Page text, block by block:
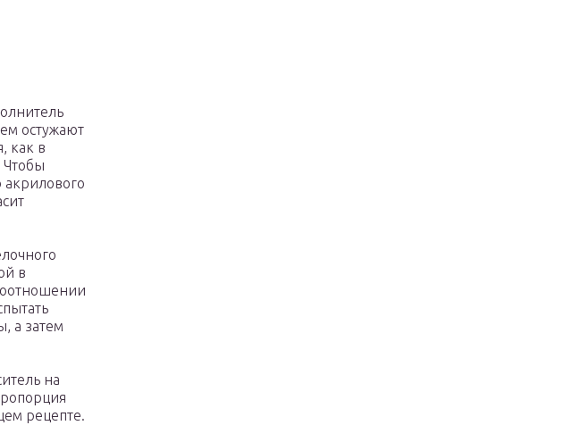
остужают
как в
Чтобы
акрилового
в
а затем
на
рецепте.